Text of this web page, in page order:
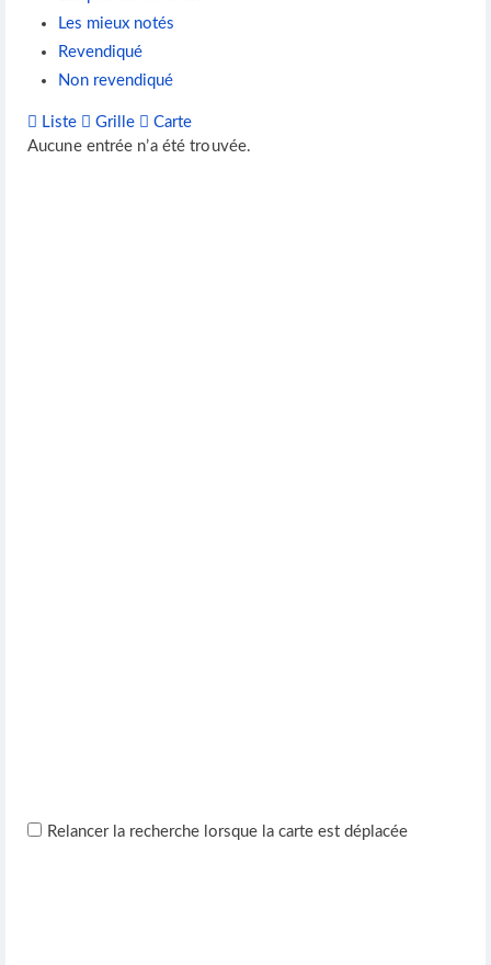
Les mieux notés
Revendiqué
Non revendiqué
Liste Grille
Carte
Aucune entrée n’a été trouvée.
Relancer la recherche lorsque la carte est déplacée